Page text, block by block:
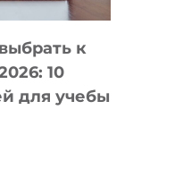
к
10
для учебы